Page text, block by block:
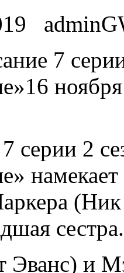
7
серии 2
сестра.
Эванс) и